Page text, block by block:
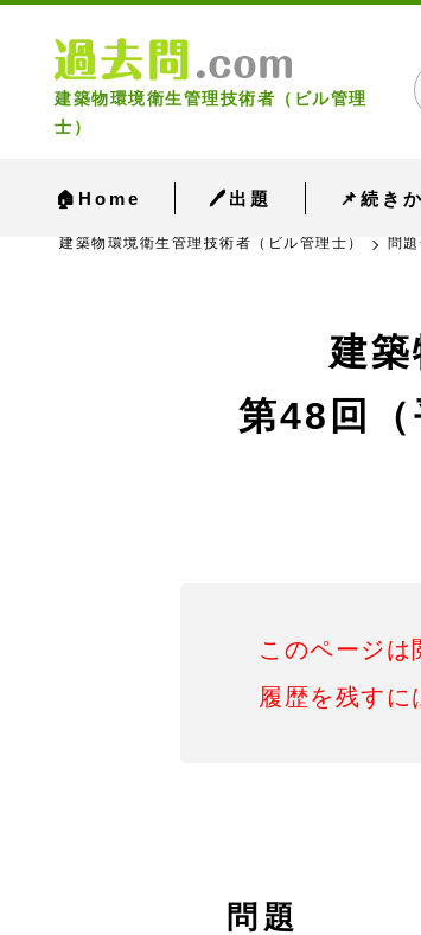
建築物環境衛生管理技術者（ビル管理
士）
🏠Home 🖊出題 📌続き
建築物環境衛生管理技術者（ビル管理士） 問
建
第48回（
このページは
履歴を残すに
問題